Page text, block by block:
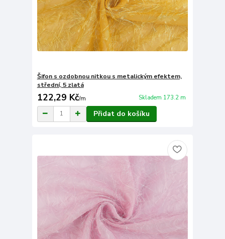
Šifon s ozdobnou nitkou s metalickým efektem,
střední, 5 zlatá
122,29 Kč/m Skladem 173.2 m
Přidat do košíku